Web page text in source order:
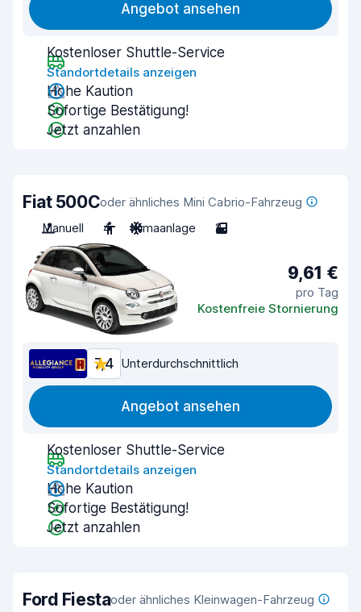
Angebot ansehen
Kostenloser Shuttle-Service
Standortdetails anzeigen
Hohe Kaution
Sofortige Bestätigung!
Jetzt anzahlen
Fiat 500Coder ähnliches Mini Cabrio-Fahrzeug
Manuell
4 Klimaanlage 2
9,61 €
pro Tag
Kostenfreie Stornierung
7,4 Unterdurchschnittlich
Angebot ansehen
Kostenloser Shuttle-Service
Standortdetails anzeigen
Hohe Kaution
Sofortige Bestätigung!
Jetzt anzahlen
Ford Fiestaoder ähnliches Kleinwagen-Fahrzeug